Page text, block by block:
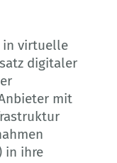
in virtuelle
digitaler
mit
in ihre